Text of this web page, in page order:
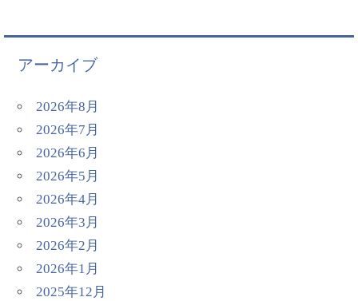
アーカイブ
2026年8月
2026年7月
2026年6月
2026年5月
2026年4月
2026年3月
2026年2月
2026年1月
2025年12月